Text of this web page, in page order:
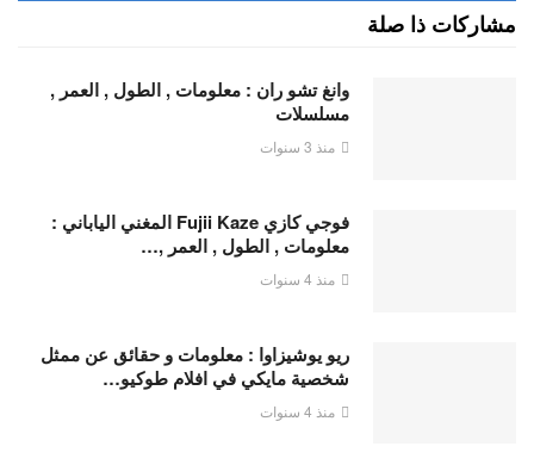
مشاركات ذا صلة
وانغ تشو ران : معلومات , الطول , العمر ,
مسلسلات
منذ 3 سنوات
فوجي كازي Fujii Kaze المغني الياباني :
معلومات , الطول , العمر ,…
منذ 4 سنوات
ريو يوشيزاوا : معلومات و حقائق عن ممثل
شخصية مايكي في افلام طوكيو…
منذ 4 سنوات